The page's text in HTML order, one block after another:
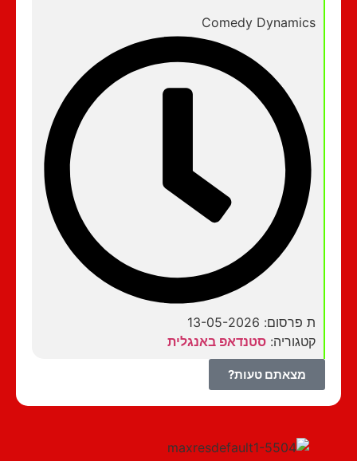
Comedy Dynamics
ת פרסום: 13-05-2026
קטגוריה:סטנדאפ באנגלית
מצאתם טעות?